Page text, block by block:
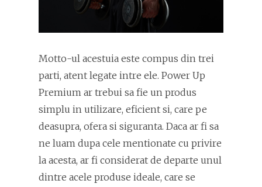
Motto-ul acestuia este compus din trei
parti, atent legate intre ele. Power Up
Premium ar trebui sa fie un produs
simplu in utilizare, eficient si, care pe
deasupra, ofera si siguranta. Daca ar fi sa
ne luam dupa cele mentionate cu privire
la acesta, ar fi considerat de departe unul
dintre acele produse ideale, care se